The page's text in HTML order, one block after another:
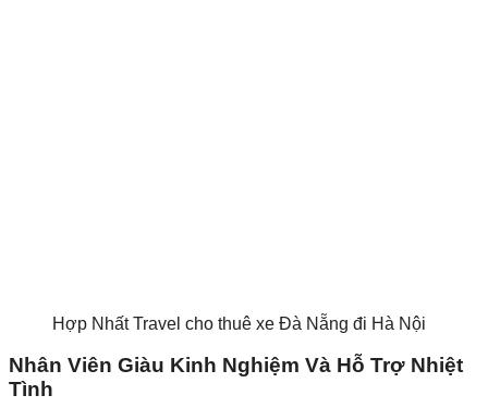
Hợp Nhất Travel cho thuê xe Đà Nẵng đi Hà Nội
Nhân Viên Giàu Kinh Nghiệm Và Hỗ Trợ Nhiệt
Tình